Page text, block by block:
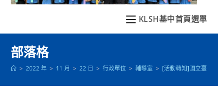
KLSH基中首頁選單
部落格
> 2022 年 > 11 月 > 22 日 > 行政單位 > 輔導室 > [活動轉知]國立臺灣